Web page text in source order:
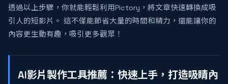
透過以上步驟，你就能輕鬆利用Pictory，將文章快速轉換成吸
引人的短影片。 這不僅能節省大量的時間和精力，還能讓你的
內容更生動有趣，吸引更多觀眾！
AI影片製作工具推薦：快速上手，打造吸睛內